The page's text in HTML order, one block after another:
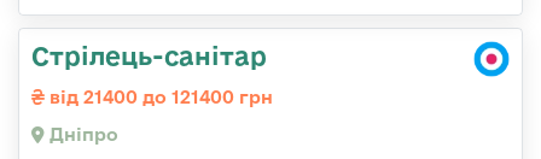
Стрілець-санітар
від 21400 до 121400 грн
Дніпро